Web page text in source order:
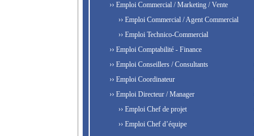
›› Emploi Commercial / Marketing / Vente
›› Emploi Commercial / Agent Commercial
›› Emploi Technico-Commercial
›› Emploi Comptabilité - Finance
›› Emploi Conseillers / Consultants
›› Emploi Coordinateur
›› Emploi Directeur / Manager
›› Emploi Chef de projet
›› Emploi Chef d’équipe